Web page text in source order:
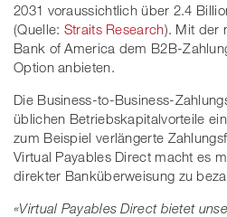
2031 voraussichtlich über 2.4
(Quelle: Straits Research). Mit der
Bank of America dem B2B-
Option anbieten.
Die Business-to-Business-
üblichen Betriebskapitalvorteile
zum Beispiel verlängerte
Virtual Payables Direct macht es
direkter Banküberweisung zu
«Virtual Payables Direct bietet